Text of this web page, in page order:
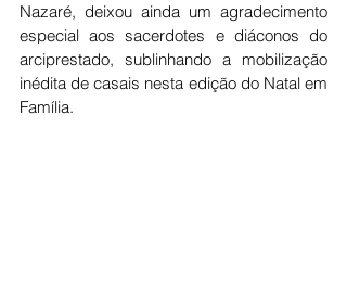
Nazaré, deixou ainda um agradecimento
especial aos sacerdotes e diáconos do
arciprestado, sublinhando a mobilização
inédita de casais nesta edição do Natal em
Família.